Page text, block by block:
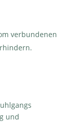
verbundenen
und